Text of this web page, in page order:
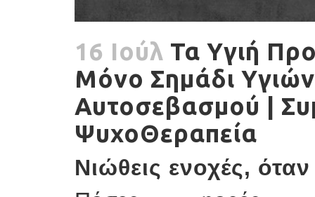
16 Ιούλ Τα Υγιή
Μόνο Σημάδι
Αυτοσεβασμού |
ΨυχοΘεραπεία
Νιώθεις ενοχές,